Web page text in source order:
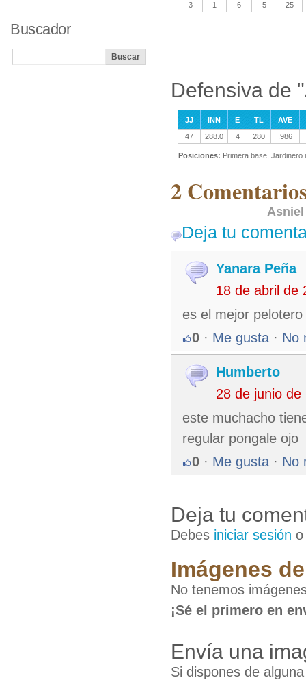
3
1 6 5 25
Defensiva de
JJ INN E TL
AVE
47
288.0 4 280 .986
Posiciones: Primera base, Jardinero
2
Asniel
Deja tu
Yanara Peña
18 de abril de
es el mejor
0 · Me gusta · No
Humberto
28 de junio
este muchacho
regular pongale ojo
0 · Me gusta · No
Deja tu
Debes iniciar sesión
Imágenes
No tenemos
¡Sé el primero en
Envía una
Si dispones de
Buscador